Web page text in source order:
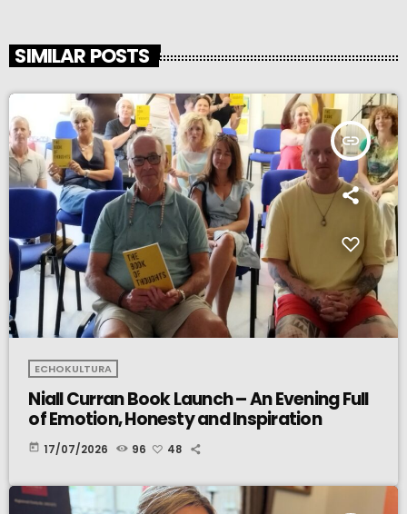
SIMILAR POSTS
insert_link
ECHOKULTURA
Niall Curran Book Launch – An Evening Full
of Emotion, Honesty and Inspiration
today 17/07/2026 96 48